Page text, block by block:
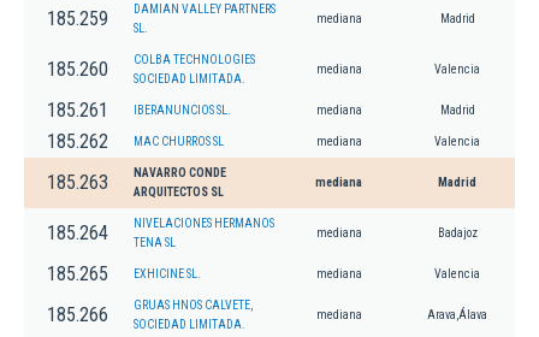
185.259
DAMIAN VALLEY PARTNERS
SL.
mediana Madrid
185.260
COLBA TECHNOLOGIES
SOCIEDAD LIMITADA.
mediana Valencia
185.261 IBERANUNCIOS SL. mediana Madrid
185.262 MAC CHURROS SL mediana Valencia
185.263
NAVARRO CONDE
ARQUITECTOS SL
mediana Madrid
185.264
NIVELACIONES HERMANOS
TENA SL
mediana Badajoz
185.265 EXHICINE SL. mediana Valencia
185.266
GRUAS HNOS CALVETE,
SOCIEDAD LIMITADA.
mediana Arava,Álava